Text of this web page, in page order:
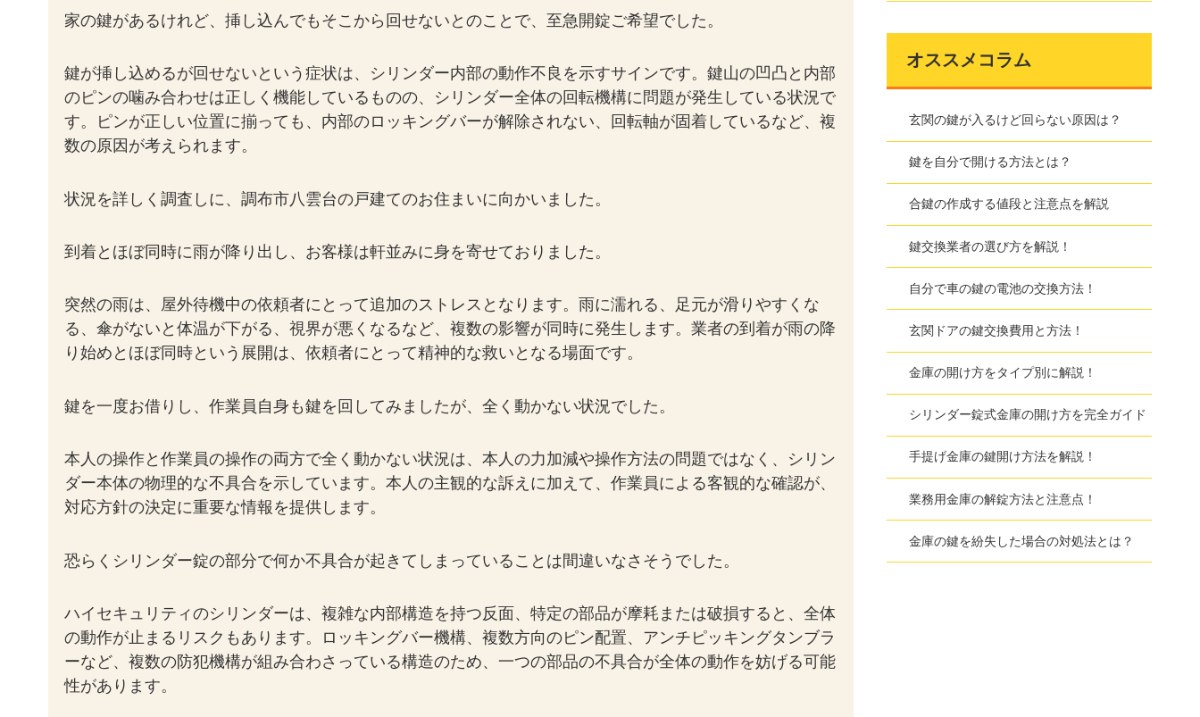
家の鍵があるけれど、挿し込んでもそこから回せないとのことで、至急開錠ご希望でした。
鍵が挿し込めるが回せないという症状は、シリンダー内部の動作不良を示すサインです。鍵山の凹凸と内部
のピンの噛み合わせは正しく機能しているものの、シリンダー全体の回転機構に問題が発生している状況で
す。ピンが正しい位置に揃っても、内部のロッキングバーが解除されない、回転軸が固着しているなど、複
数の原因が考えられます。
状況を詳しく調査しに、調布市八雲台の戸建てのお住まいに向かいました。
到着とほぼ同時に雨が降り出し、お客様は軒並みに身を寄せておりました。
突然の雨は、屋外待機中の依頼者にとって追加のストレスとなります。雨に濡れる、足元が滑りやすくな
る、傘がないと体温が下がる、視界が悪くなるなど、複数の影響が同時に発生します。業者の到着が雨の降
り始めとほぼ同時という展開は、依頼者にとって精神的な救いとなる場面です。
鍵を一度お借りし、作業員自身も鍵を回してみましたが、全く動かない状況でした。
本人の操作と作業員の操作の両方で全く動かない状況は、本人の力加減や操作方法の問題ではなく、シリン
ダー本体の物理的な不具合を示しています。本人の主観的な訴えに加えて、作業員による客観的な確認が、
対応方針の決定に重要な情報を提供します。
恐らくシリンダー錠の部分で何か不具合が起きてしまっていることは間違いなさそうでした。
ハイセキュリティのシリンダーは、複雑な内部構造を持つ反面、特定の部品が摩耗または破損すると、全体
の動作が止まるリスクもあります。ロッキングバー機構、複数方向のピン配置、アンチピッキングタンブラ
ーなど、複数の防犯機構が組み合わさっている構造のため、一つの部品の不具合が全体の動作を妨げる可能
性があります。
オススメコラム
玄関の鍵が入るけど回らない原因は？
鍵を自分で開ける方法とは？
合鍵の作成する値段と注意点を解説
鍵交換業者の選び方を解説！
自分で車の鍵の電池の交換方法！
玄関ドアの鍵交換費用と方法！
金庫の開け方をタイプ別に解説！
シリンダー錠式金庫の開け方を完全ガイド
手提げ金庫の鍵開け方法を解説！
業務用金庫の解錠方法と注意点！
金庫の鍵を紛失した場合の対処法とは？